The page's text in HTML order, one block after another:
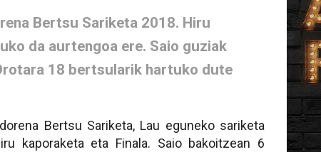
Bertsu Sariketa 2018. Hiru
da aurtengoa ere. Saio guziak
18 bertsularik hartuko dute
Bertsu Sariketa, Lau eguneko sariketa
kaporaketa eta Finala. Saio bakoitzean 6